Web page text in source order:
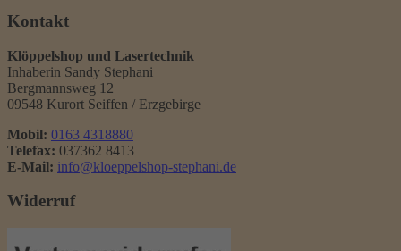
Kontakt
Klöppelshop und Lasertechnik
Inhaberin Sandy Stephani
Bergmannsweg 12
09548 Kurort Seiffen / Erzgebirge
Mobil: 0163 4318880
Telefax: 037362 8413
E-Mail: info@kloeppelshop-stephani.de
Widerruf